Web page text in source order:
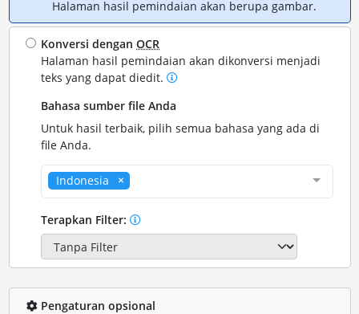
Halaman hasil pemindaian akan berupa gambar.
Konversi denganOCR
Halaman hasil pemindaian akan dikonversi menjadi
teks yang dapat diedit.
Bahasa sumber file Anda
Untuk hasil terbaik, pilih semua bahasa yang ada di
file Anda.
Indonesia
Terapkan Filter:
Pengaturan opsional